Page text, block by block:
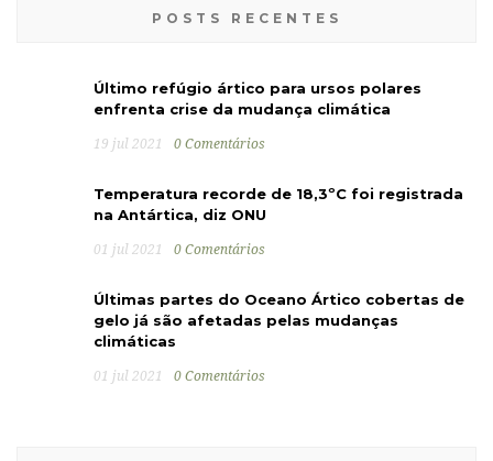
POSTS RECENTES
Último refúgio ártico para ursos polares
enfrenta crise da mudança climática
19 jul 2021 0 Comentários
Temperatura recorde de 18,3ºC foi registrada
na Antártica, diz ONU
01 jul 2021 0 Comentários
Últimas partes do Oceano Ártico cobertas de
gelo já são afetadas pelas mudanças
climáticas
01 jul 2021 0 Comentários